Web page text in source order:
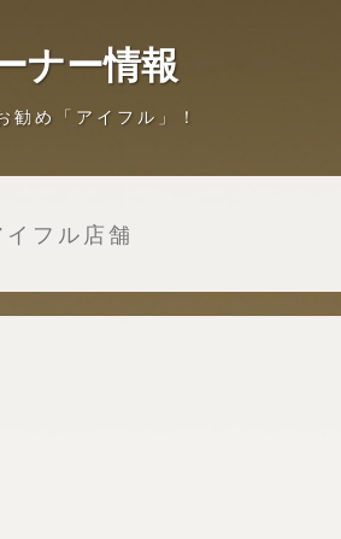
ナー情報
め「アイフル」！
フル店舗